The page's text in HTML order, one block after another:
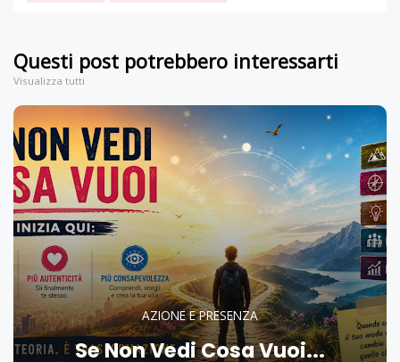
Questi post potrebbero interessarti
Visualizza tutti
AZIONE E PRESENZA
Se Non Vedi Cosa Vuoi...